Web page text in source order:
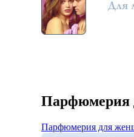
Парфюмерия
Парфюмерия для